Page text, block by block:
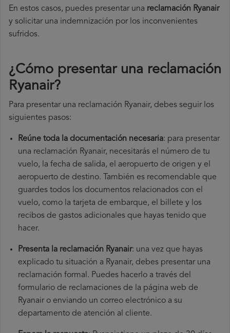
En estos casos, puedes presentar una reclamación Ryanair​
y solicitar una indemnización por los inconvenientes
sufridos.
¿Cómo presentar una reclamación
Ryanair?
Para presentar una reclamación Ryanair, debes seguir los
siguientes pasos:
Reúne toda la documentación necesaria: para presentar
una reclamación Ryanair, necesitarás el número de tu
vuelo, la fecha de salida, el aeropuerto de origen y el
aeropuerto de destino. También es recomendable que
guardes todos los documentos relacionados con el
vuelo, como la tarjeta de embarque, el billete y los
recibos de gastos adicionales que hayas tenido que
hacer.
Presenta la reclamación Ryanair: una vez que hayas
explicado tu situación a Ryanair, debes presentar una
reclamación formal. Puedes hacerlo a través del
formulario de reclamaciones de la página web de
Ryanair o enviando un correo electrónico a su
departamento de atención al cliente.